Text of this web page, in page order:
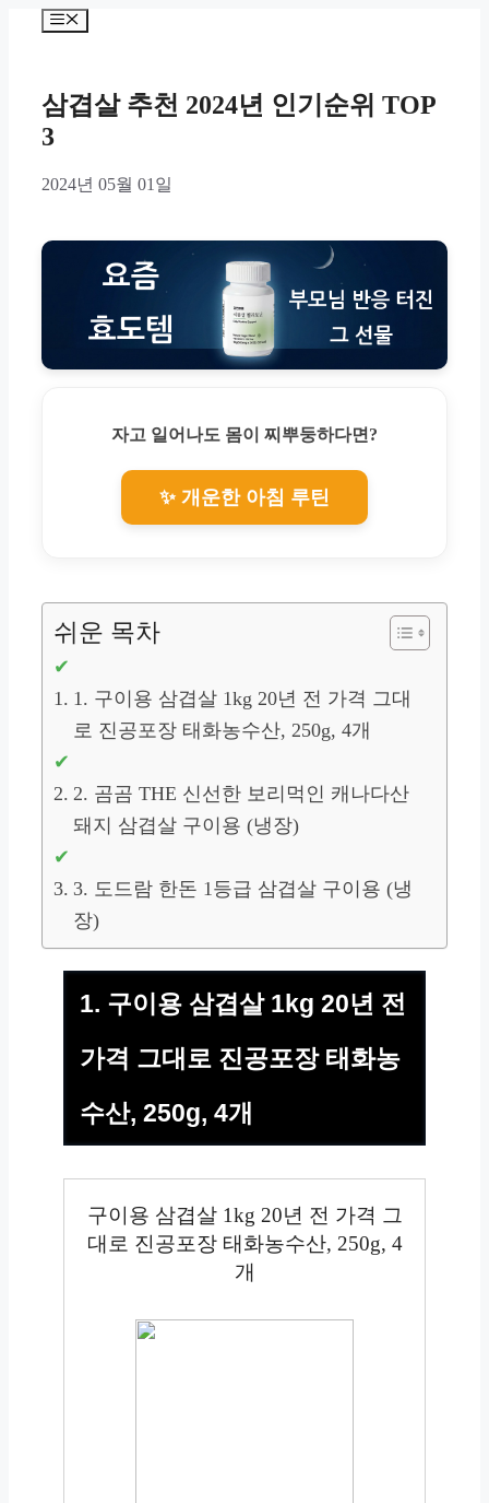
Menu
삼겹살 추천 2024년 인기순위 TOP
3
2024년 05월 01일
자고 일어나도 몸이 찌뿌둥하다면?
✨ 개운한 아침 루틴
쉬운 목차
1. 구이용 삼겹살 1kg 20년 전 가격 그대
로 진공포장 태화농수산, 250g, 4개
2. 곰곰 THE 신선한 보리먹인 캐나다산
돼지 삼겹살 구이용 (냉장)
3. 도드람 한돈 1등급 삼겹살 구이용 (냉
장)
1. 구이용 삼겹살 1kg 20년 전
가격 그대로 진공포장 태화농
수산, 250g, 4개
구이용 삼겹살 1kg 20년 전 가격 그
대로 진공포장 태화농수산, 250g, 4
개